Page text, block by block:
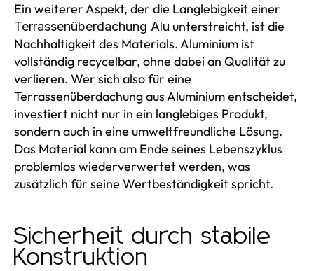
Ein weiterer Aspekt, der die Langlebigkeit einer
Terrassenüberdachung Alu unterstreicht, ist die
Nachhaltigkeit des Materials. Aluminium ist
vollständig recycelbar, ohne dabei an Qualität zu
verlieren. Wer sich also für eine
Terrassenüberdachung aus Aluminium entscheidet,
investiert nicht nur in ein langlebiges Produkt,
sondern auch in eine umweltfreundliche Lösung.
Das Material kann am Ende seines Lebenszyklus
problemlos wiederverwertet werden, was
zusätzlich für seine Wertbeständigkeit spricht.
Sicherheit durch stabile
Konstruktion